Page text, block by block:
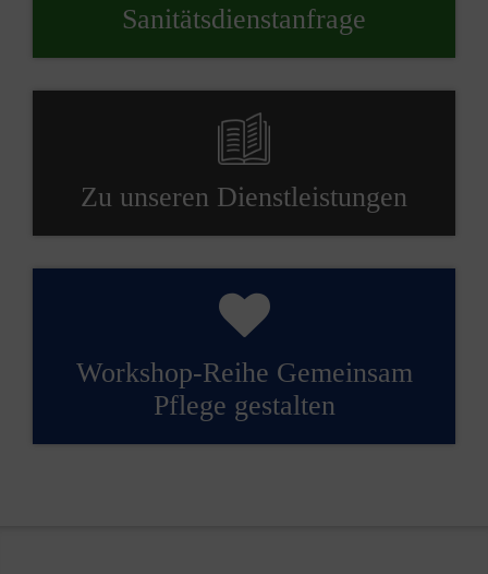
Sanitätsdienstanfrage
Zu unseren Dienstleistungen
Workshop-Reihe Gemeinsam
Pflege gestalten